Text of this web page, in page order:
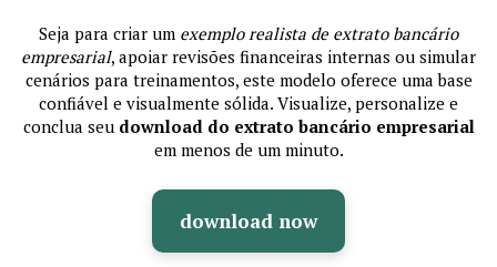
Seja para criar um exemplo realista de extrato bancário
empresarial, apoiar revisões financeiras internas ou simular
cenários para treinamentos, este modelo oferece uma base
confiável e visualmente sólida. Visualize, personalize e
conclua seu download do extrato bancário empresarial
em menos de um minuto.
download now